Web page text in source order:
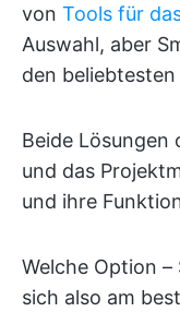
von Tools für
Auswahl, aber
den
Beide Lösungen
und das
und ihre
Welche Option
sich also am